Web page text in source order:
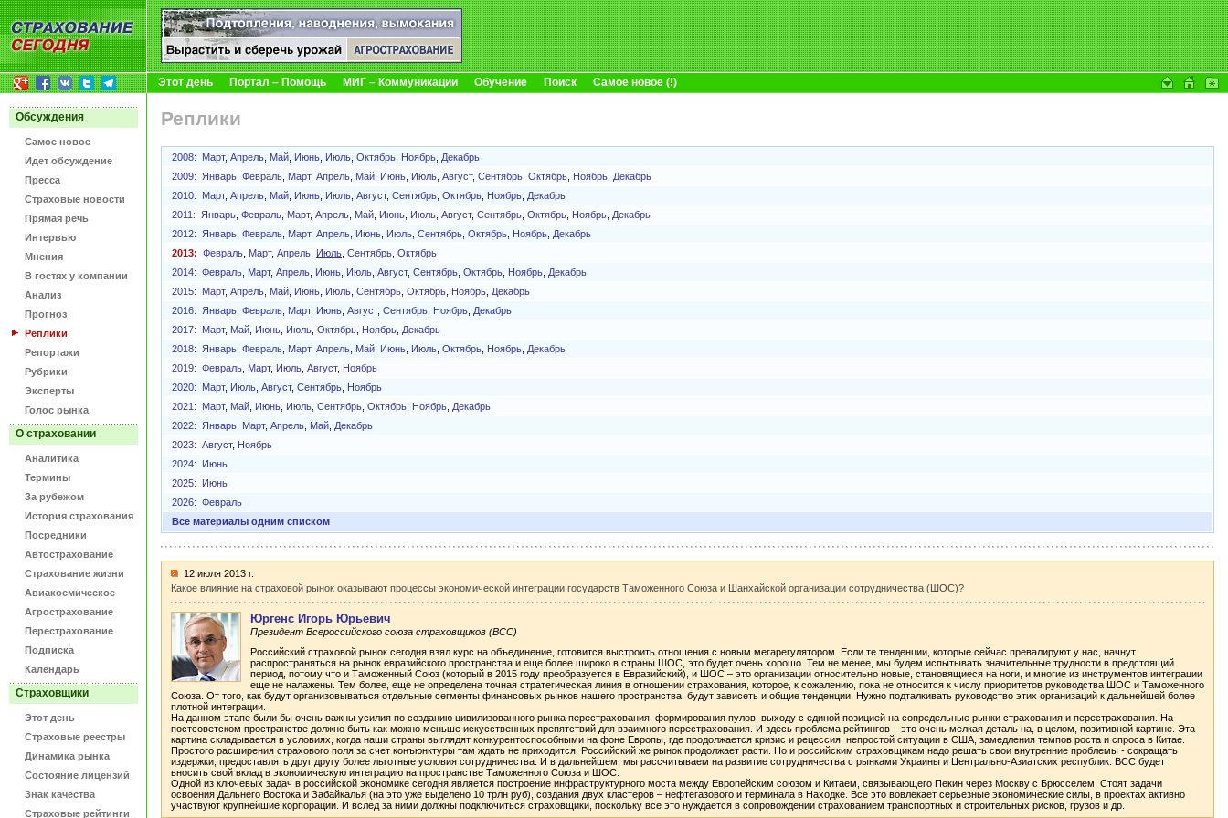
Этот день Портал – Помощь МИГ – Коммуникации Обучение Поиск Самое новое (!)
Обсуждения
Самое новое
Идет обсуждение
Пресса
Страховые новости
Прямая речь
Интервью
Мнения
В гостях у компании
Анализ
Прогноз
Реплики
Репортажи
Рубрики
Эксперты
Голос рынка
О страховании
Аналитика
Термины
За рубежом
История страхования
Посредники
Автострахование
Страхование жизни
Авиакосмическое
Агрострахование
Перестрахование
Подписка
Календарь
Страховщики
Этот день
Страховые реестры
Динамика рынка
Состояние лицензий
Знак качества
Страховые рейтинги
Реплики
2008: Март, Апрель Май Июнь Июль Октябрь Ноябрь Декабрь
2009:
Январь Февраль Март, Апрель Май Июнь Июль Август, Сентябрь Октябрь Ноябрь Декабрь
2010:
Март, Апрель Май Июнь Июль Август, Сентябрь Октябрь Ноябрь Декабрь
2011:
Январь Февраль Март, Апрель Май Июнь Июль Август, Сентябрь Октябрь Ноябрь Декабрь
2012:
Январь Февраль Март, Апрель Июнь Июль Сентябрь Октябрь Ноябрь Декабрь
2013: Февраль Март, Апрель Июль Сентябрь Октябрь
2014: Февраль Март, Апрель Июнь Июль Август, Сентябрь Октябрь Ноябрь Декабрь
2015:
Март, Апрель Май Июнь Июль Сентябрь Октябрь Ноябрь Декабрь
2016:
Январь Февраль Март, Июнь Август, Сентябрь Ноябрь Декабрь
2017:
Март, Май Июнь Июль Октябрь Ноябрь Декабрь
2018:
Январь Февраль Март, Апрель Май Июнь Июль Октябрь Ноябрь Декабрь
2019: Февраль Март, Июль Август, Ноябрь
2020:
Март, Июль Август, Сентябрь
Ноябрь
2021:
Март, Май Июнь Июль Сентябрь Октябрь Ноябрь Декабрь
2022:
Январь Март, Апрель Май Декабрь
2023: Август, Ноябрь
2024:
Июнь
2025:
Июнь
2026: Февраль
Все материалы одним списком
12 июля 2013 г.
Какое влияние на страховой рынок оказывают процессы экономической интеграции государств Таможенного Союза и Шанхайской организации сотрудничества (ШОС)?
Юргенс Игорь Юрьевич
Президент Всероссийского союза страховщиков (ВСС)
Российский страховой рынок сегодня взял курс на объединение, готовится выстроить отношения с новым мегарегулятором. Если те тенденции, которые сейчас превалируют у нас, начнут
распространяться на рынок евразийского пространства и еще более широко в страны ШОС, это будет очень хорошо. Тем не менее, мы будем испытывать значительные трудности в предстоящий
период, потому что и Таможенный Союз (который в 2015 году преобразуется в Евразийский), и ШОС – это организации относительно новые, становящиеся на ноги, и многие из инструментов интеграции
еще не налажены. Тем более, еще не определена точная стратегическая линия в отношении страхования, которое, к сожалению, пока не относится к числу приоритетов руководства ШОС и Таможенного
Союза. От того, как будут организовываться отдельные сегменты финансовых рынков нашего пространства, будут зависеть и общие тенденции. Нужно подталкивать руководство этих организаций к дальнейшей более
плотной интеграции.
На данном этапе были бы очень важны усилия по созданию цивилизованного рынка перестрахования, формирования пулов, выходу с единой позицией на сопредельные рынки страхования и перестрахования. На
постсоветском пространстве должно быть как можно меньше искусственных препятствий для взаимного перестрахования. И здесь проблема рейтингов – это очень мелкая деталь на, в целом, позитивной картине. Эта
картина складывается в условиях, когда наши страны выглядят конкурентоспособными на фоне Европы, где продолжается кризис и рецессия, непростой ситуации в США, замедления темпов роста и спроса в Китае.
Простого расширения страхового поля за счет конъюнктуры там ждать не приходится. Российский же рынок продолжает расти. Но и российским страховщикам надо решать свои внутренние проблемы - сокращать
издержки, предоставлять друг другу более льготные условия сотрудничества. И в дальнейшем, мы рассчитываем на развитие сотрудничества с рынками Украины и Центрально-Азиатских республик. ВСС будет
вносить свой вклад в экономическую интеграцию на пространстве Таможенного Союза и ШОС.
Одной из ключевых задач в российской экономике сегодня является построение инфраструктурного моста между Европейским союзом и Китаем, связывающего Пекин через Москву с Брюсселем. Стоят задачи
освоения Дальнего Востока и Забайкалья (на это уже выделено 10 трлн руб), создания двух кластеров – нефтегазового и терминала в Находке. Все это вовлекает серьезные экономические силы, в проектах активно
участвуют крупнейшие корпорации. И вслед за ними должны подключиться страховщики, поскольку все это нуждается в сопровождении страхованием транспортных и строительных рисков, грузов и др.